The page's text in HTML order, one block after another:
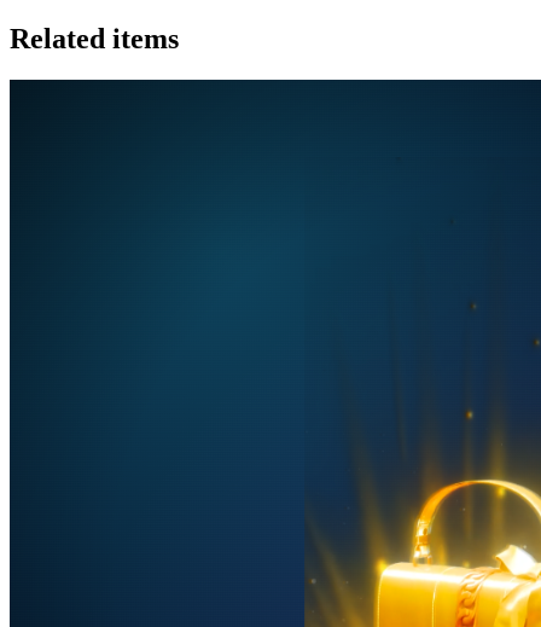
Related items